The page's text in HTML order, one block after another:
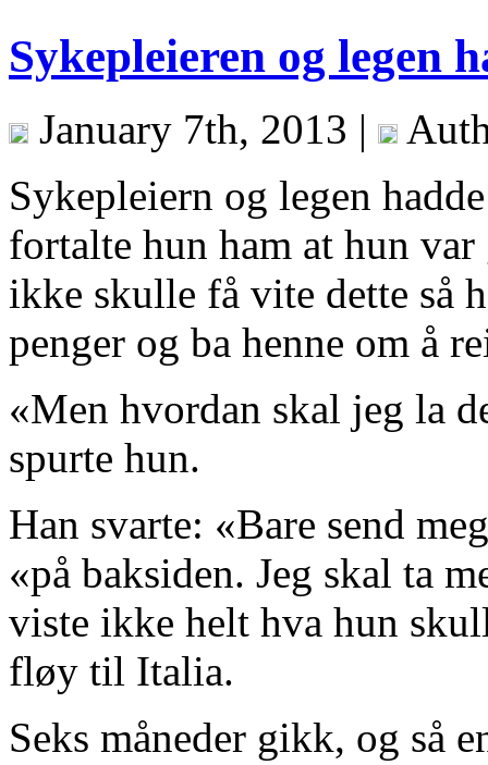
Sykepleieren og legen
January 7th, 2013 |
Sykepleiern og legen
fortalte hun ham at hun
ikke skulle få vite dette så
penger og ba henne om å
«Men hvordan skal jeg la
spurte hun.
Han svarte: «Bare send
«på baksiden. Jeg skal ta
viste ikke helt hva hun
fløy til Italia.
Seks måneder gikk, og så